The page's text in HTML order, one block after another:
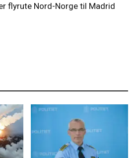
flyrute Nord-Norge til Madrid